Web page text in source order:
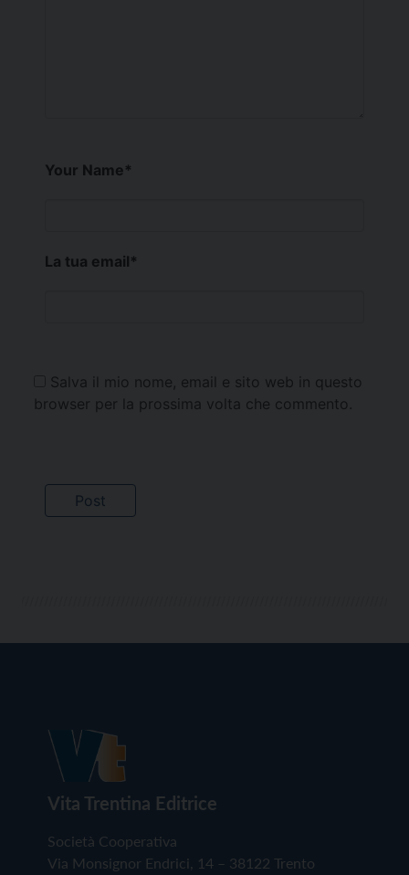
Your Name*
La tua email*
Salva il mio nome, email e sito web in questo
browser per la prossima volta che commento.
Vita Trentina Editrice
Società Cooperativa
Via Monsignor Endrici, 14 – 38122 Trento